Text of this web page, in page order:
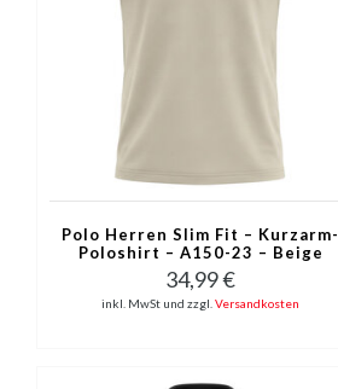
Polo Herren Slim Fit – Kurzarm-
Poloshirt – A150-23 – Beige
34,99 €
inkl. MwSt und zzgl.Versandkosten